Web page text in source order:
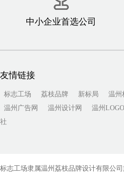
中小企业首选公司
友情链接
标志工场 荔枝品牌 新标局 温州
温州广告网
温州设计网 温州
社
标志工场隶属温州荔枝品牌设计有限公